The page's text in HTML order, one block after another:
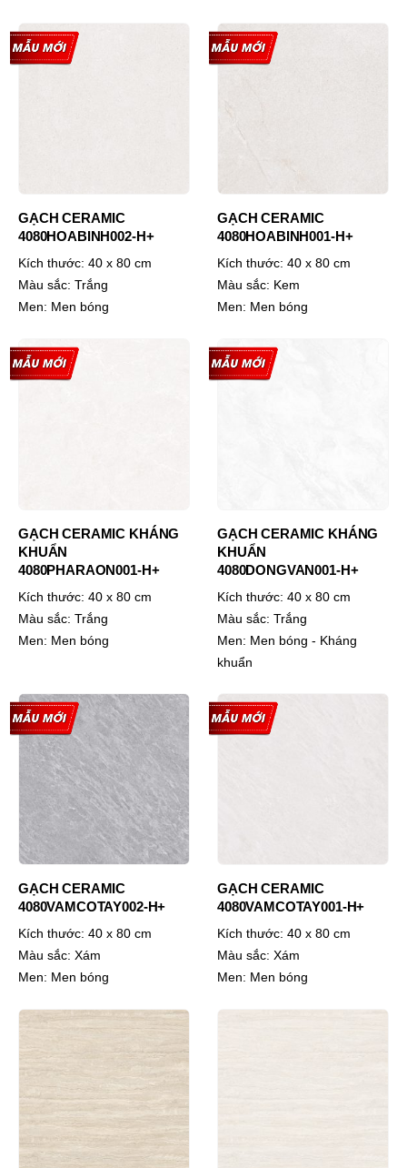
GẠCH CERAMIC
4080HOABINH002-H+
Kích thước: 40 x 80 cm
Màu sắc: Trắng
Men: Men bóng
GẠCH CERAMIC
4080HOABINH001-H+
Kích thước: 40 x 80 cm
Màu sắc: Kem
Men: Men bóng
GẠCH CERAMIC KHÁNG
KHUẨN
4080PHARAON001-H+
Kích thước: 40 x 80 cm
Màu sắc: Trắng
Men: Men bóng
GẠCH CERAMIC KHÁNG
KHUẨN
4080DONGVAN001-H+
Kích thước: 40 x 80 cm
Màu sắc: Trắng
Men: Men bóng - Kháng
khuẩn
GẠCH CERAMIC
4080VAMCOTAY002-H+
Kích thước: 40 x 80 cm
Màu sắc: Xám
Men: Men bóng
GẠCH CERAMIC
4080VAMCOTAY001-H+
Kích thước: 40 x 80 cm
Màu sắc: Xám
Men: Men bóng